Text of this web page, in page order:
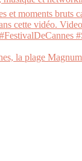
la plage